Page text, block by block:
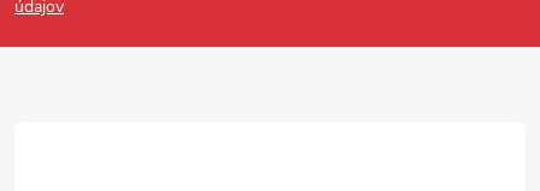
údajov